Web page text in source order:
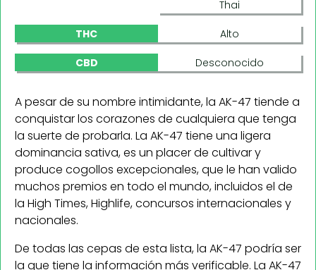
Thai
THC Alto
CBD Desconocido
A pesar de su nombre intimidante, la AK-47 tiende a
conquistar los corazones de cualquiera que tenga
la suerte de probarla. La AK-47 tiene una ligera
dominancia sativa, es un placer de cultivar y
produce cogollos excepcionales, que le han valido
muchos premios en todo el mundo, incluidos el de
la High Times, Highlife, concursos internacionales y
nacionales.
De todas las cepas de esta lista, la AK-47 podría ser
la que tiene la información más verificable. La AK-47